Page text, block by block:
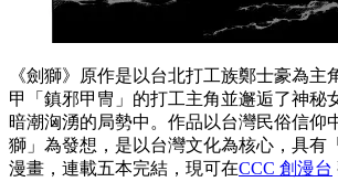
《劍獅》原作是以台北打工族鄭士豪為主
甲「鎮邪甲冑」的打工主角並邂逅了神秘
暗潮洶湧的局勢中。作品以台灣民俗信仰
獅」為發想，是以台灣文化為核心，具有
漫畫，連載五本完結，現可在CCC 創漫台